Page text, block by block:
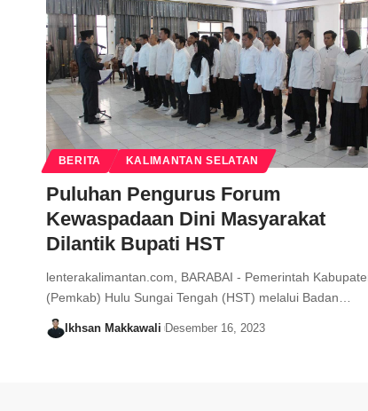
BERITA KALIMANTAN SELATAN
Puluhan Pengurus Forum
Kewaspadaan Dini Masyarakat
Dilantik Bupati HST
lenterakalimantan.com, BARABAI - Pemerintah
(Pemkab) Hulu Sungai Tengah (HST) melalui Badan…
Ikhsan Makkawali Desember 16, 2023